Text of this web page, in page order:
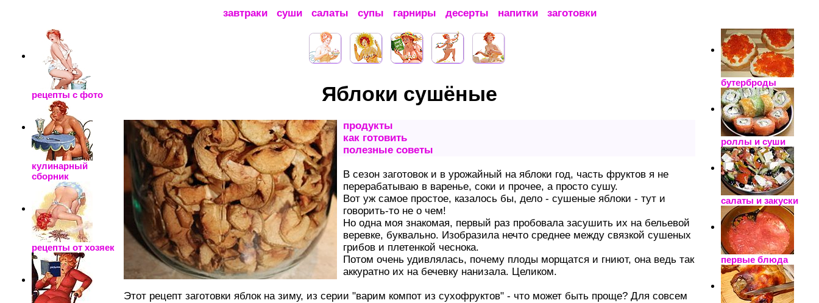
рецепты с фото
кулинарный
сборник
рецепты от хозяек
завтраки суши салаты супы гарниры десерты напитки заготовки
Яблоки сушёные
продукты
как готовить
полезные советы
В сезон заготовок и в урожайный на яблоки год, часть фруктов я не
перерабатываю в варенье, соки и прочее, а просто сушу.
Вот уж самое простое, казалось бы, дело - сушеные яблоки - тут и
говорить-то не о чем!
Но одна моя знакомая, первый раз пробовала засушить их на бельевой
веревке, буквально. Изобразила нечто среднее между связкой сушеных
грибов и плетенкой чеснока.
Потом очень удивлялась, почему плоды морщатся и гниют, она ведь так
аккуратно их на бечевку нанизала. Целиком.
Этот рецепт заготовки яблок на зиму, из серии "варим компот из сухофруктов" - что может быть проще? Для совсем
бутерброды
роллы и суши
салаты и закуски
первые блюда